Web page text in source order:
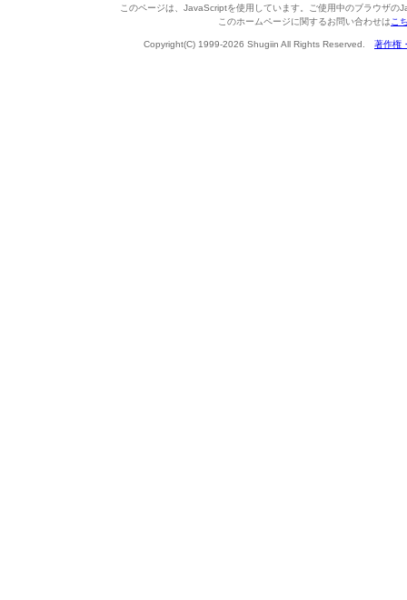
このページは、JavaScriptを使用しています。ご使用中のブラウザの
このホームページに関するお問い合わせは こ
Copyright(C) 1999-2026 Shugiin All Rights Reserved. 著作権